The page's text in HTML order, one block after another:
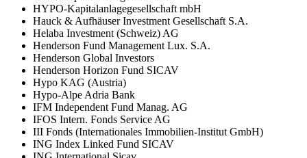
HYPO-Kapitalanlagegesellschaft mbH
Hauck & Aufhäuser Investment Gesellschaft S.A.
Helaba Investment (Schweiz) AG
Henderson Fund Management Lux. S.A.
Henderson Global Investors
Henderson Horizon Fund SICAV
Hypo KAG (Austria)
Hypo-Alpe Adria Bank
IFM Independent Fund Manag. AG
IFOS Intern. Fonds Service AG
III Fonds (Internationales Immobilien-Institut GmbH)
ING Index Linked Fund SICAV